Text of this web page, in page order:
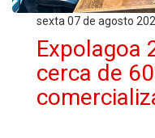
sexta 07 de agosto
Expolagoa
cerca de